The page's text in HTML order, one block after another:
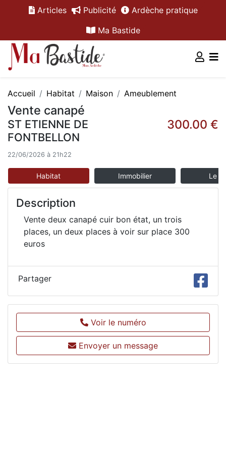
Articles Publicité
Ardèche pratique
Ma Bastide
Accueil Habitat Maison Ameublement
Vente canapé
ST ETIENNE DE
FONTBELLON
22/06/2026 à 21h22
300.00 €
Habitat Immobilier Le
Description
Vente deux canapé cuir bon état, un trois
places, un deux places à voir sur place 300
euros
Partager
Voir le numéro
Envoyer un message